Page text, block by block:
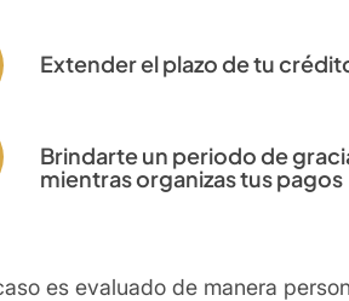
Extender el plazo de tu
Brindarte un periodo de
mientras organizas tus pagos
es evaluado de manera